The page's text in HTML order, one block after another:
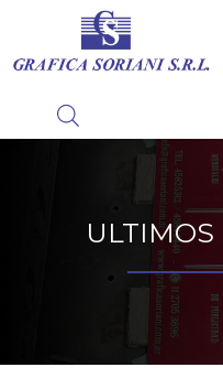
ULTIMOS